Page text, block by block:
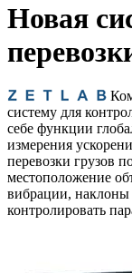
Новая
систему для
себе функции
измерения
перевозки грузов
местоположение
вибрации, наклоны
контролировать